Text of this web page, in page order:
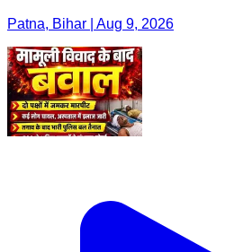
Patna, Bihar | Aug 9, 2026